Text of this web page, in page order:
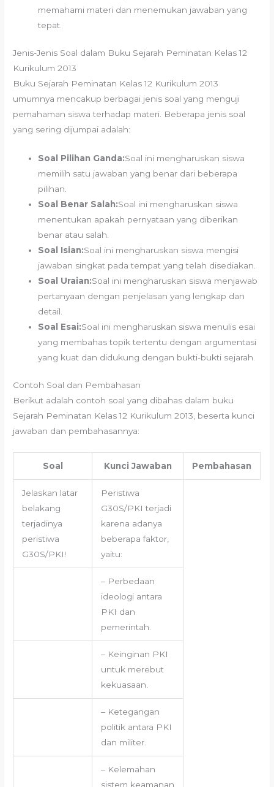
memahami materi dan menemukan jawaban yang
tepat.
Jenis-Jenis Soal dalam Buku Sejarah Peminatan Kelas 12
Kurikulum 2013
Buku Sejarah Peminatan Kelas 12 Kurikulum 2013
umumnya mencakup berbagai jenis soal yang menguji
pemahaman siswa terhadap materi. Beberapa jenis soal
yang sering dijumpai adalah:
Soal Pilihan Ganda:Soal ini mengharuskan siswa
memilih satu jawaban yang benar dari beberapa
pilihan.
Soal Benar Salah:Soal ini mengharuskan siswa
menentukan apakah pernyataan yang diberikan
benar atau salah.
Soal Isian:Soal ini mengharuskan siswa mengisi
jawaban singkat pada tempat yang telah disediakan.
Soal Uraian:Soal ini mengharuskan siswa menjawab
pertanyaan dengan penjelasan yang lengkap dan
detail.
Soal Esai:Soal ini mengharuskan siswa menulis esai
yang membahas topik tertentu dengan argumentasi
yang kuat dan didukung dengan bukti-bukti sejarah.
Contoh Soal dan Pembahasan
Berikut adalah contoh soal yang dibahas dalam buku
Sejarah Peminatan Kelas 12 Kurikulum 2013, beserta kunci
jawaban dan pembahasannya:
Soal Kunci Jawaban Pembahasan
Jelaskan latar
belakang
terjadinya
peristiwa
G30S/PKI!
Peristiwa
G30S/PKI terjadi
karena adanya
beberapa faktor,
yaitu:
– Perbedaan
ideologi antara
PKI dan
pemerintah.
– Keinginan PKI
untuk merebut
kekuasaan.
– Ketegangan
politik antara PKI
dan militer.
– Kelemahan
sistem keamanan